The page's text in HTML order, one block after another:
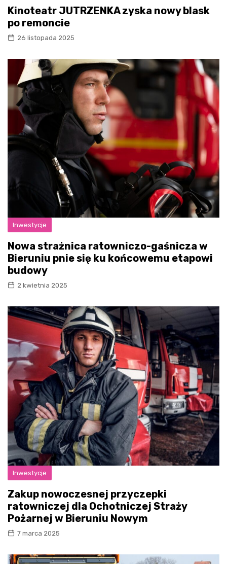
Kinoteatr JUTRZENKA zyska nowy blask
po remoncie
26 listopada 2025
Inwestycje
Nowa strażnica ratowniczo-gaśnicza w
Bieruniu pnie się ku końcowemu etapowi
budowy
2 kwietnia 2025
Inwestycje
Zakup nowoczesnej przyczepki
ratowniczej dla Ochotniczej Straży
Pożarnej w Bieruniu Nowym
7 marca 2025